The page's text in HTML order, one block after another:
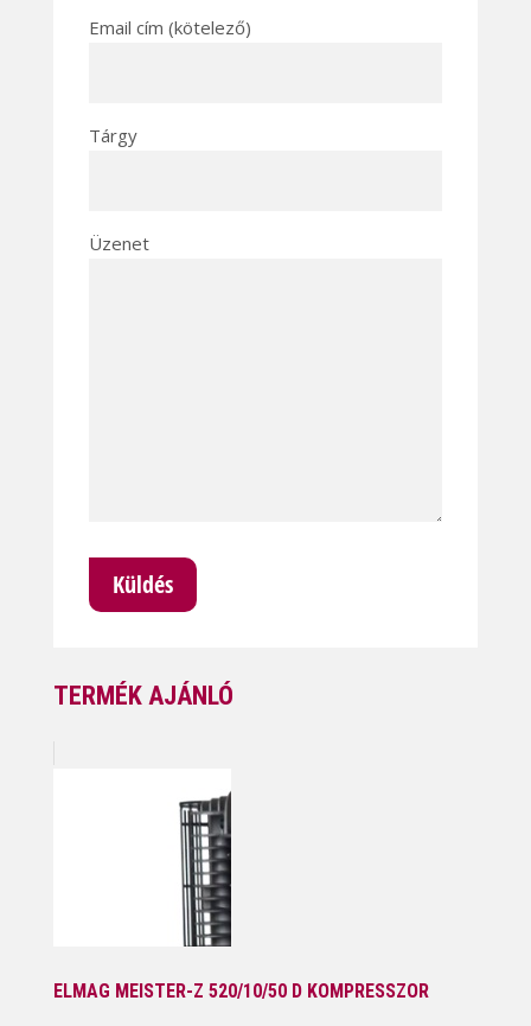
Email cím (kötelező)
Tárgy
Üzenet
TERMÉK AJÁNLÓ
ELMAG MEISTER-Z 520/10/50 D KOMPRESSZOR